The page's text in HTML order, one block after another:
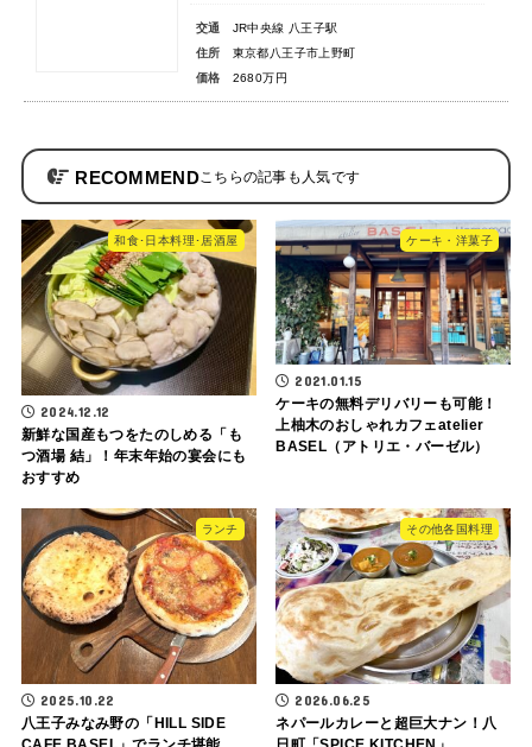
交通
JR中央線 八王子駅
住所
東京都八王子市上野町
価格
2680万円
RECOMMEND
和食･日本料理･居酒屋
2024.12.12
新鮮な国産もつをたのしめる「も
つ酒場 結」！年末年始の宴会にも
おすすめ
ケーキ・洋菓子
2021.01.15
ケーキの無料デリバリーも可能！
上柚木のおしゃれカフェatelier
BASEL（アトリエ・バーゼル）
ランチ
2025.10.22
八王子みなみ野の「HILL SIDE
その他各国料理
2026.06.25
ネパールカレーと超巨大ナン！八